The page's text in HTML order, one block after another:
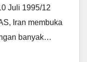
Juli 1995/12
Iran membuka
banyak…